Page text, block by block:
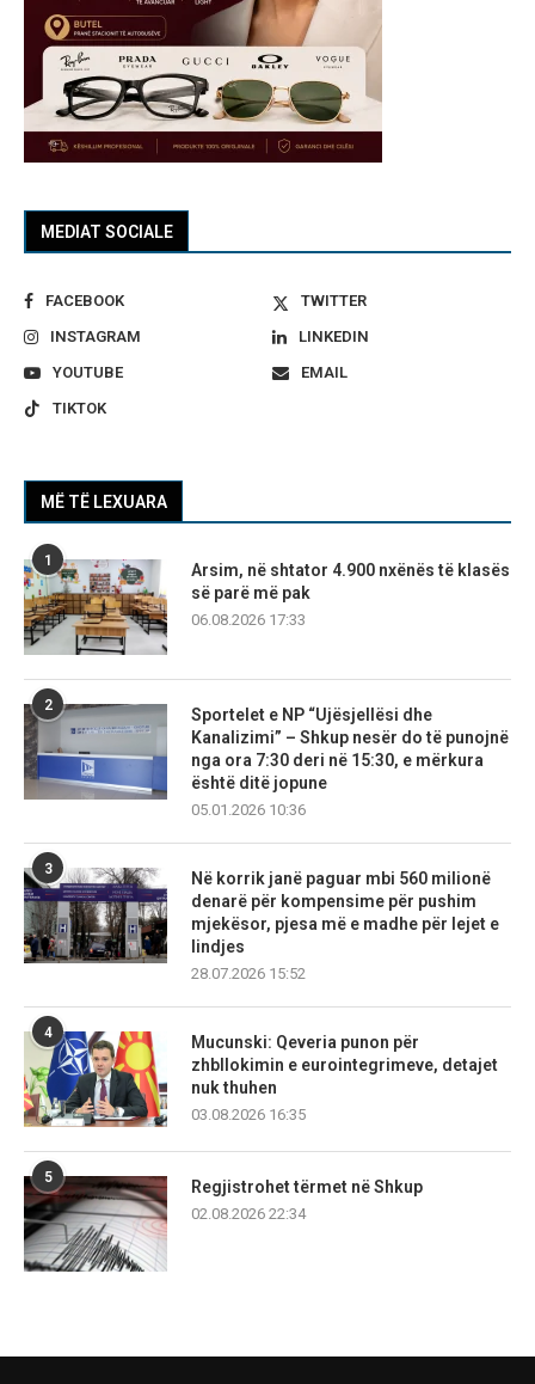
MEDIAT SOCIALE
FACEBOOK
TWITTER
INSTAGRAM
LINKEDIN
YOUTUBE
EMAIL
TIKTOK
MË TË LEXUARA
1
Arsim, në shtator 4.900 nxënës të klasës
së parë më pak
06.08.2026 17:33
2
Sportelet e NP “Ujësjellësi dhe
Kanalizimi” – Shkup nesër do të punojnë
nga ora 7:30 deri në 15:30, e mërkura
është ditë jopune
05.01.2026 10:36
3
Në korrik janë paguar mbi 560 milionë
denarë për kompensime për pushim
mjekësor, pjesa më e madhe për lejet e
lindjes
28.07.2026 15:52
4
Mucunski: Qeveria punon për
zhbllokimin e eurointegrimeve, detajet
nuk thuhen
03.08.2026 16:35
5
Regjistrohet tërmet në Shkup
02.08.2026 22:34